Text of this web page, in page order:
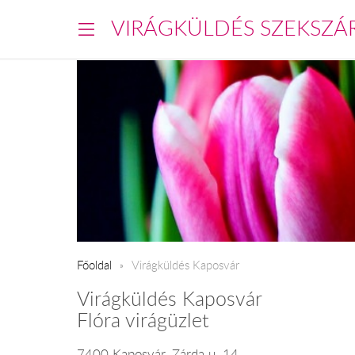
VIRÁGKÜLDÉS
Főoldal Virágküldés Kaposvár
Virágküldés Kaposvár
Flóra virágüzlet